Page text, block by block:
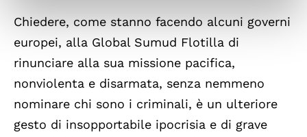
Chiedere, come stanno facendo alcuni governi
europei, alla Global Sumud Flotilla di
rinunciare alla sua missione pacifica,
nonviolenta e disarmata, senza nemmeno
nominare chi sono i criminali, è un ulteriore
gesto di insopportabile ipocrisia e di grave